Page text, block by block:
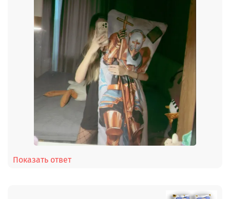
Показать ответ